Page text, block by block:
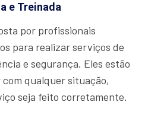
e Treinada
por profissionais
para realizar serviços de
e segurança. Eles estão
qualquer situação,
seja feito corretamente.